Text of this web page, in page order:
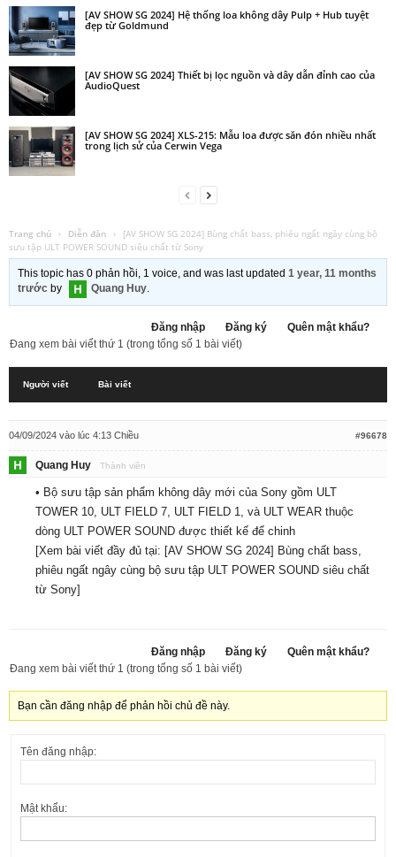
[AV SHOW SG 2024] Hệ thống loa không dây Pulp + Hub tuyệt
đẹp từ Goldmund
[AV SHOW SG 2024] Thiết bị lọc nguồn và dây dẫn đỉnh cao của
AudioQuest
[AV SHOW SG 2024] XLS-215: Mẫu loa được săn đón nhiều nhất
trong lịch sử của Cerwin Vega
Trang chủ › Diễn đàn ›
[AV SHOW SG 2024] Bùng chất bass, phiêu ngất ngây cùng bộ
sưu tập ULT POWER SOUND siêu chất từ Sony
This topic has 0 phản hồi, 1 voice, and was last updated1 year, 11 months
trước by Quang Huy.
Đăng nhập Đăng ký
Quên mật khẩu?
Đang xem bài viết thứ 1 (trong tổng số 1 bài viết)
Người viết Bài viết
04/09/2024 vào lúc 4:13 Chiều #96678
Quang Huy Thành viên
• Bộ sưu tập sản phẩm không dây mới của Sony gồm ULT
TOWER 10, ULT FIELD 7, ULT FIELD 1, và ULT WEAR thuộc
dòng ULT POWER SOUND được thiết kế để chinh
[Xem bài viết đầy đủ tại: [AV SHOW SG 2024] Bùng chất bass,
phiêu ngất ngây cùng bộ sưu tập ULT POWER SOUND siêu chất
từ Sony]
Đăng nhập Đăng ký
Quên mật khẩu?
Đang xem bài viết thứ 1 (trong tổng số 1 bài viết)
Bạn cần đăng nhập để phản hồi chủ đề này.
Tên đăng nhập:
Mật khẩu: